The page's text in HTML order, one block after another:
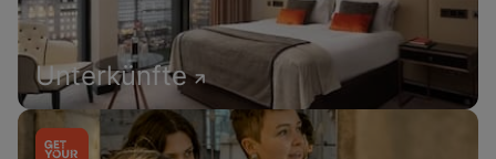
Unterkünfte